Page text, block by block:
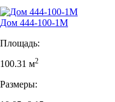
Дом 444-100-1М
Площадь:
100.31 м2
Размеры: